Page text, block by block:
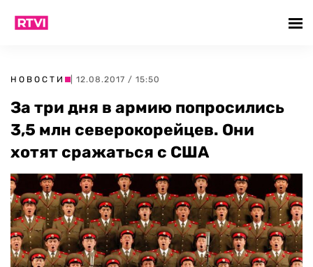
НОВОСТИ | 12.08.2017 / 15:50
За три дня в армию попросились
3,5 млн северокорейцев. Они
хотят сражаться с США